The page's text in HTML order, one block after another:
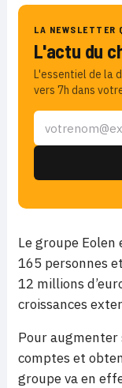
LA NEWSLETTER
L'actu du
L'essentiel de la
vers 7h dans
Le groupe Eolen
165 personnes
12 millions
croissances
Pour augmenter
comptes et
groupe va en